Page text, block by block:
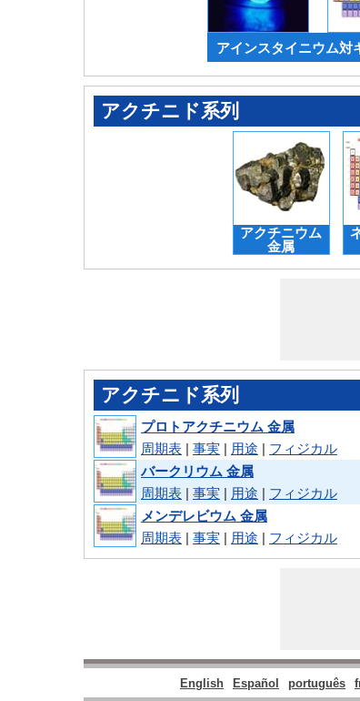
アインスタイニウム対
アクチニド系列
アクチニウム
金属
アクチニド系列
プロトアクチニウム 金属
周期表 | 事実 | 用途 | フィジカル
バークリウム 金属
周期表 | 事実 | 用途 | フィジカル
メンデレビウム 金属
周期表 | 事実 | 用途 | フィジカル
English Español português